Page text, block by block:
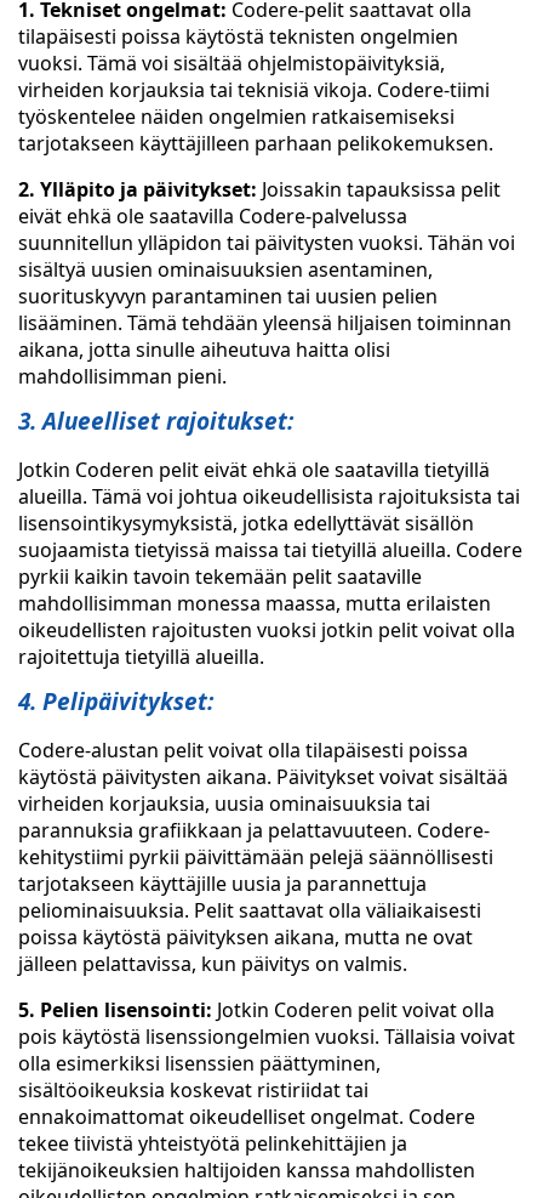
1. Tekniset ongelmat: Codere-pelit saattavat olla
tilapäisesti poissa käytöstä teknisten ongelmien
vuoksi. Tämä voi sisältää ohjelmistopäivityksiä,
virheiden korjauksia tai teknisiä vikoja. Codere-tiimi
työskentelee näiden ongelmien ratkaisemiseksi
tarjotakseen käyttäjilleen parhaan pelikokemuksen.
2. Ylläpito ja päivitykset: Joissakin tapauksissa pelit
eivät ehkä ole saatavilla Codere-palvelussa
suunnitellun ylläpidon tai päivitysten vuoksi. Tähän voi
sisältyä uusien ominaisuuksien asentaminen,
suorituskyvyn parantaminen tai uusien pelien
lisääminen. Tämä tehdään yleensä hiljaisen toiminnan
aikana, jotta sinulle aiheutuva haitta olisi
mahdollisimman pieni.
3. Alueelliset rajoitukset:
Jotkin Coderen pelit eivät ehkä ole saatavilla tietyillä
alueilla. Tämä voi johtua oikeudellisista rajoituksista tai
lisensointikysymyksistä, jotka edellyttävät sisällön
suojaamista tietyissä maissa tai tietyillä alueilla. Codere
pyrkii kaikin tavoin tekemään pelit saataville
mahdollisimman monessa maassa, mutta erilaisten
oikeudellisten rajoitusten vuoksi jotkin pelit voivat olla
rajoitettuja tietyillä alueilla.
4. Pelipäivitykset:
Codere-alustan pelit voivat olla tilapäisesti poissa
käytöstä päivitysten aikana. Päivitykset voivat sisältää
virheiden korjauksia, uusia ominaisuuksia tai
parannuksia grafiikkaan ja pelattavuuteen. Codere-
kehitystiimi pyrkii päivittämään pelejä säännöllisesti
tarjotakseen käyttäjille uusia ja parannettuja
peliominaisuuksia. Pelit saattavat olla väliaikaisesti
poissa käytöstä päivityksen aikana, mutta ne ovat
jälleen pelattavissa, kun päivitys on valmis.
5. Pelien lisensointi: Jotkin Coderen pelit voivat olla
pois käytöstä lisenssiongelmien vuoksi. Tällaisia voivat
olla esimerkiksi lisenssien päättyminen,
sisältöoikeuksia koskevat ristiriidat tai
ennakoimattomat oikeudelliset ongelmat. Codere
tekee tiivistä yhteistyötä pelinkehittäjien ja
tekijänoikeuksien haltijoiden kanssa mahdollisten